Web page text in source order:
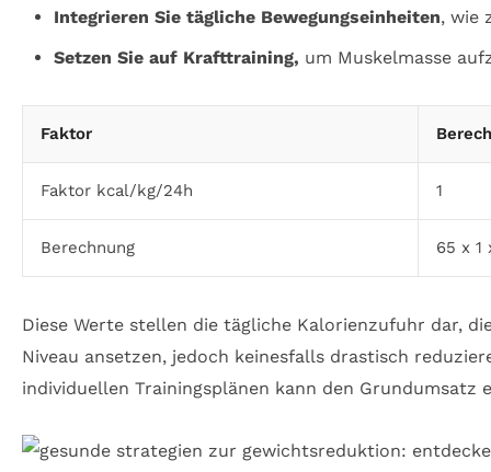
Integrieren Sie tägliche Bewegungseinheiten, wie
Setzen Sie auf Krafttraining, um Muskelmasse
Faktor
Faktor kcal/kg/24h 1
Berechnung 65 x 1
Diese Werte stellen die tägliche Kalorienzufuhr dar,
Niveau ansetzen, jedoch keinesfalls drastisch
individuellen Trainingsplänen kann den